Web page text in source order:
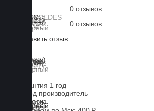
0 отзывов
0 отзывов
Оставить отзыв
Business
Гарантия 1 год
Завод производитель
Доставка